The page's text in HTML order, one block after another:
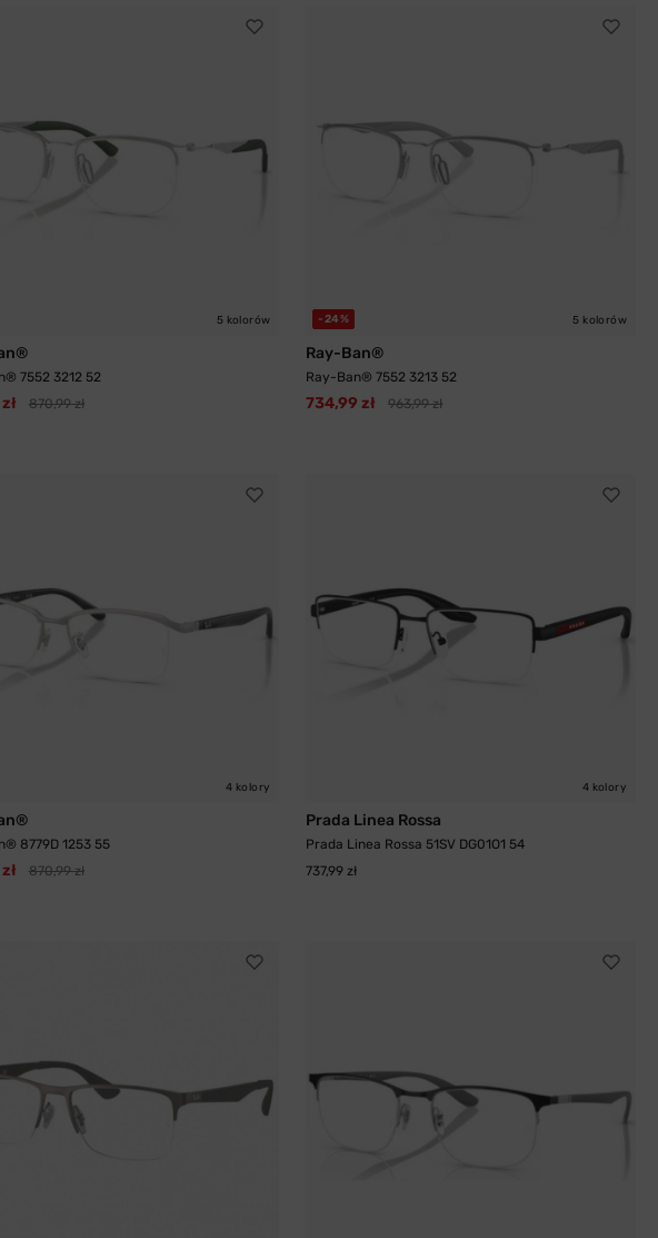
5 kolorów
7552 3212 52
870,99 zł
-24% 5 kolorów
Ray-Ban®
Ray-Ban® 7552 3213 52
734,99 zł 963,99 zł
4 kolory
8779D 1253 55
870,99 zł
4 kolory
Prada Linea Rossa
Prada Linea Rossa 51SV DG01O1 54
737,99 zł